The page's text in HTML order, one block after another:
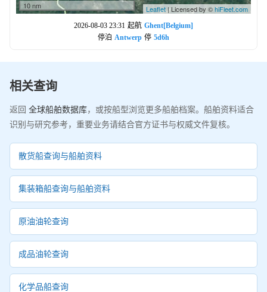
10 nm Leaflet | Licensed by ©hiFleet.com
2026-08-03 23:31 起航 Ghent[Belgium]
停泊 Antwerp 停 5d6h
相关查询
返回 全球船舶数据库，或按船型浏览更多船舶档案。船舶资料适合
识别与研究参考，重要业务请结合官方证书与权威文件复核。
散货船查询与船舶资料
集装箱船查询与船舶资料
原油油轮查询
成品油轮查询
化学品船查询